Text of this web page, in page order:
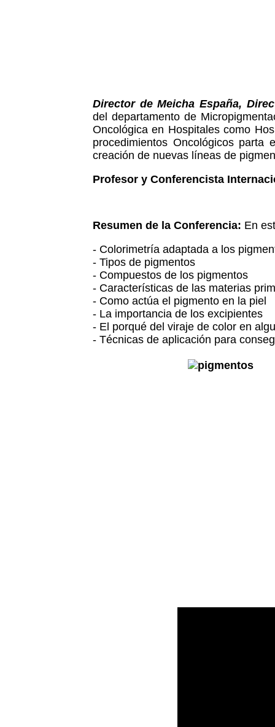
Director de Meicha España,
del departamento de
Oncológica en Hospitales como
procedimientos Oncológicos
creación de nuevas líneas de
Profesor y Conferencista
Resumen de la Conferencia: En
- Colorimetría adaptada a los
- Tipos de pigmentos
- Compuestos de los pigmentos
- Características de las materias
- Como actúa el pigmento en la piel
- La importancia de los excipientes
- El porqué del viraje de color en
- Técnicas de aplicación para